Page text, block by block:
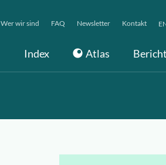
Index Atlas
Wer wir sind FAQ Newsletter Kontakt